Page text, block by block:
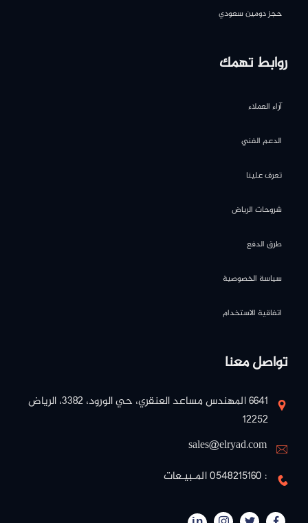
حجز دومين سعودي
روابط تهمك
آراء العملاء
الدعم الفني
تعرف علينا
شروحات الرياض
طرق الدفع
سياسة الخصوصية
اتفاقية الاستخدام
تواصل معنا
٦٦٤١ المهندس مساعد العنقري، حي الورود، ٣٣٨٢، الرياض
١٢٢٥٢
sales@elryad.com
: 0548215160 المـبيـعات